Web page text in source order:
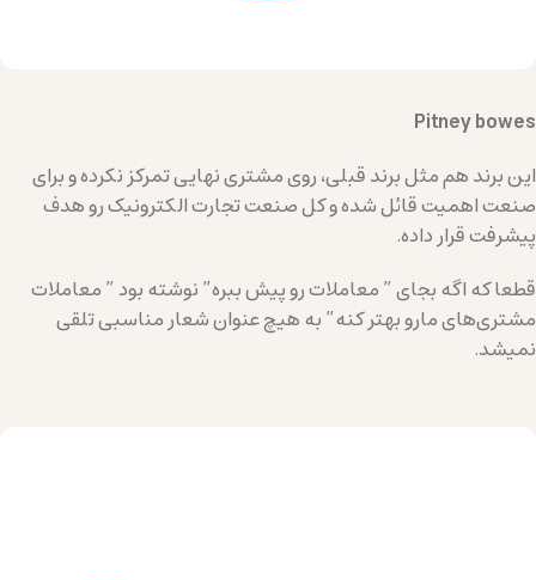
Pitney bowes
این برند هم مثل برند قبلی، روی مشتری نهایی تمرکز نکرده و برای
صنعت اهمیت قائل شده و کل صنعت تجارت الکترونیک رو هدف
پیشرفت قرار داده.
قطعا که اگه بجای ” معاملات رو پیش ببره” نوشته بود ” معاملات
مشتری‌های مارو بهتر کنه” به هیچ عنوان شعار مناسبی تلقی
نمیشد.